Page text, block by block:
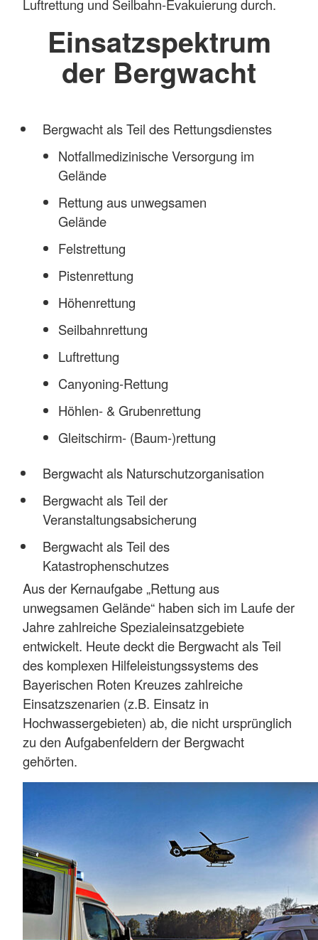
Luftrettung und Seilbahn-Evakuierung durch.
Einsatzspektrum
der Bergwacht
Bergwacht als Teil des Rettungsdienstes
Notfallmedizinische Versorgung im
Gelände
Rettung aus unwegsamen
Gelände
Felstrettung
Pistenrettung
Höhenrettung
Seilbahnrettung
Luftrettung
Canyoning-Rettung
Höhlen- & Grubenrettung
Gleitschirm- (Baum-)rettung
Bergwacht als Naturschutzorganisation
Bergwacht als Teil der
Veranstaltungsabsicherung
Bergwacht als Teil des
Katastrophenschutzes
Aus der Kernaufgabe „Rettung aus
unwegsamen Gelände“ haben sich im Laufe der
Jahre zahlreiche Spezialeinsatzgebiete
entwickelt. Heute deckt die Bergwacht als Teil
des komplexen Hilfeleistungssystems des
Bayerischen Roten Kreuzes zahlreiche
Einsatzszenarien (z.B. Einsatz in
Hochwassergebieten) ab, die nicht ursprünglich
zu den Aufgabenfeldern der Bergwacht
gehörten.